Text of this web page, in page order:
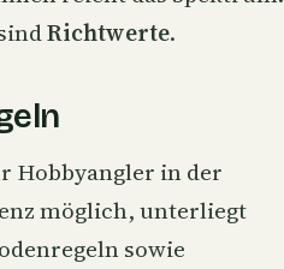
Richtwerte.
Hobbyangler in der
möglich, unterliegt
sowie